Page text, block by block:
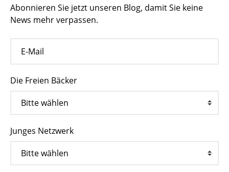
Abonnieren Sie jetzt unseren Blog, damit Sie keine
News mehr verpassen.
Die Freien Bäcker
Junges Netzwerk